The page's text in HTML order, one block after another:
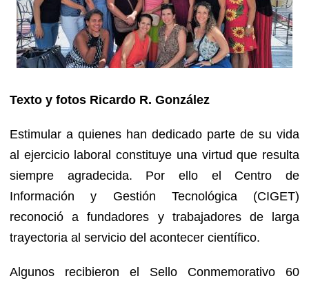
Texto y fotos Ricardo R. González
Estimular a quienes han dedicado parte de su vida
al ejercicio laboral constituye una virtud que resulta
siempre agradecida. Por ello el Centro de
Información y Gestión Tecnológica (CIGET)
reconoció a fundadores y trabajadores de larga
trayectoria al servicio del acontecer científico.
Algunos recibieron el Sello Conmemorativo 60